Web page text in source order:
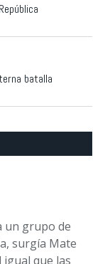
batalla
un grupo de
surgía Mate
igual que las